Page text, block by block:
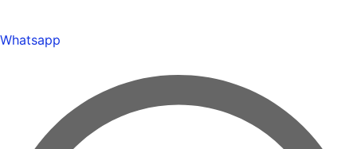
Whatsapp